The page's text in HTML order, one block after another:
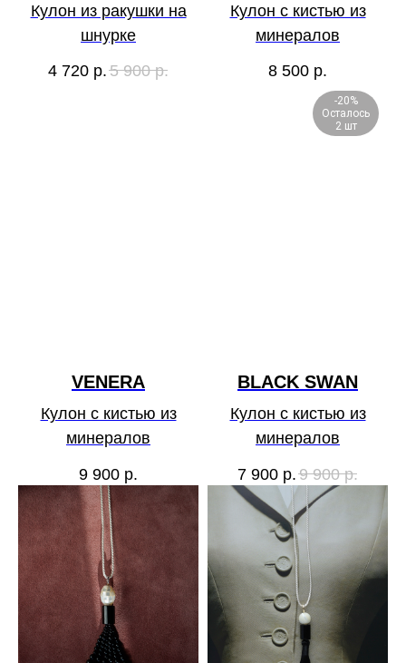
Кулон из ракушки на
шнурке
4 720 р. 5 900 р.
Кулон с кистью из
минералов
8 500 р.
VENERA
Кулон с кистью из
минералов
9 900 р.
-20%
Осталось
2 шт
BLACK SWAN
Кулон с кистью из
минералов
7 900 р. 9 900 р.